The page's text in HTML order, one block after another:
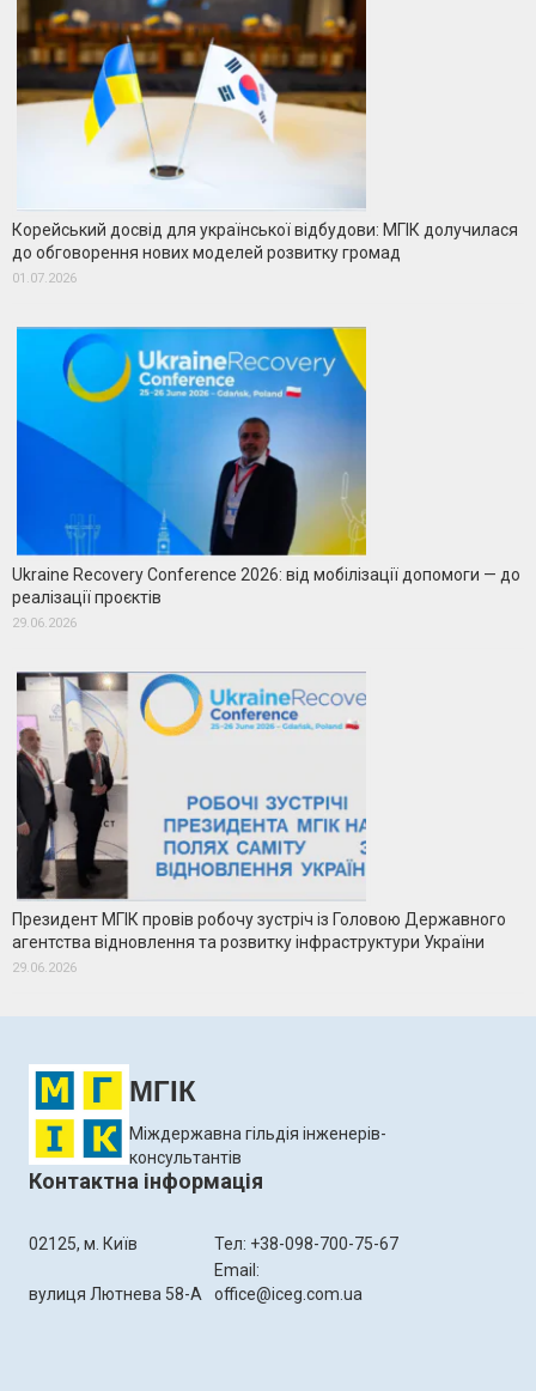
Корейський досвід для української відбудови: МГІК долучилася
до обговорення нових моделей розвитку громад
01.07.2026
Ukraine Recovery Conference 2026: від мобілізації допомоги — до
реалізації проєктів
29.06.2026
Президент МГІК провів робочу зустріч із Головою Державного
агентства відновлення та розвитку інфраструктури України
29.06.2026
МГІК
Міждержавна гільдія інженерів-
консультантів
Контактна інформація
02125, м. Київ
вулиця Лютнева 58-А
Тел: +38-098-700-75-67
Email:
office@iceg.com.ua